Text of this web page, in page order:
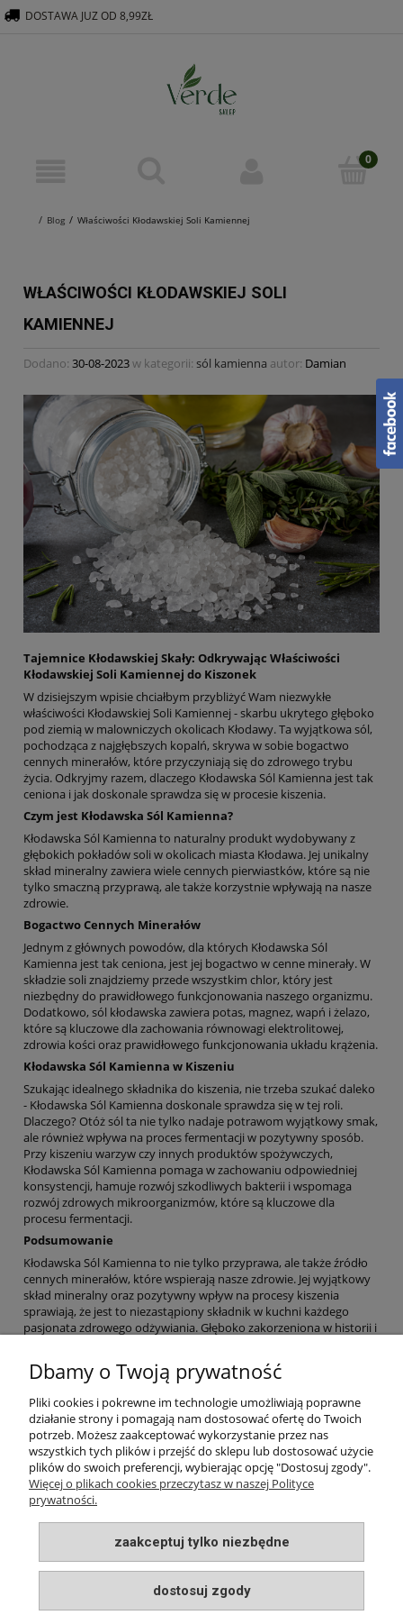
Blog Właściwości Kłodawskiej Soli Kamiennej
DOSTAWA JUZ OD 8,99ZŁ
WŁAŚCIWOŚCI KŁODAWSKIEJ SOLI
KAMIENNEJ
Dodano: 30-08-2023w kategorii: sól kamienna autor: Damian
Tajemnice Kłodawskiej Skały: Odkrywając Właściwości
Kłodawskiej Soli Kamiennej do Kiszonek
W dzisiejszym wpisie chciałbym przybliżyć Wam niezwykłe
właściwości Kłodawskiej Soli Kamiennej - skarbu ukrytego głęboko
pod ziemią w malowniczych okolicach Kłodawy. Ta wyjątkowa sól,
pochodząca z najgłębszych kopalń, skrywa w sobie bogactwo
cennych minerałów, które przyczyniają się do zdrowego trybu
życia. Odkryjmy razem, dlaczego Kłodawska Sól Kamienna jest tak
ceniona i jak doskonale sprawdza się w procesie kiszenia.
Czym jest Kłodawska Sól Kamienna?
Kłodawska Sól Kamienna to naturalny produkt wydobywany z
głębokich pokładów soli w okolicach miasta Kłodawa. Jej unikalny
skład mineralny zawiera wiele cennych pierwiastków, które są nie
tylko smaczną przyprawą, ale także korzystnie wpływają na nasze
zdrowie.
Bogactwo Cennych Minerałów
Jednym z głównych powodów, dla których Kłodawska Sól
Kamienna jest tak ceniona, jest jej bogactwo w cenne minerały. W
składzie soli znajdziemy przede wszystkim chlor, który jest
niezbędny do prawidłowego funkcjonowania naszego organizmu.
Dodatkowo, sól kłodawska zawiera potas, magnez, wapń i żelazo,
które są kluczowe dla zachowania równowagi elektrolitowej,
zdrowia kości oraz prawidłowego funkcjonowania układu krążenia.
Kłodawska Sól Kamienna w Kiszeniu
Szukając idealnego składnika do kiszenia, nie trzeba szukać daleko
- Kłodawska Sól Kamienna doskonale sprawdza się w tej roli.
Dlaczego? Otóż sól ta nie tylko nadaje potrawom wyjątkowy smak,
ale również wpływa na proces fermentacji w pozytywny sposób.
Przy kiszeniu warzyw czy innych produktów spożywczych,
Kłodawska Sól Kamienna pomaga w zachowaniu odpowiedniej
konsystencji, hamuje rozwój szkodliwych bakterii i wspomaga
rozwój zdrowych mikroorganizmów, które są kluczowe dla
procesu fermentacji.
Podsumowanie
Kłodawska Sól Kamienna to nie tylko przyprawa, ale także źródło
cennych minerałów, które wspierają nasze zdrowie. Jej wyjątkowy
skład mineralny oraz pozytywny wpływ na procesy kiszenia
sprawiają, że jest to niezastąpiony składnik w kuchni każdego
pasjonata zdrowego odżywiania. Głęboko zakorzeniona w historii i
smakiem, lecz także swoimi nieocenionymi właściwościami.
Jeśli chcesz wzbogacić swoje potrawy o naturalny smak i korzystne
dla zdrowia składniki, sięgnij po Kłodawską Sól Kamienną. To małe
skarby ziemi mogą zdziałać cuda na Twoim talerzu
INFORMACJE
MOJE KONTO
PŁATNOŚCI I DOSTAWA
O NAS
Dbamy o Twoją prywatność
Pliki cookies i pokrewne im technologie umożliwiają poprawne
działanie strony i pomagają nam dostosować ofertę do Twoich
potrzeb. Możesz zaakceptować wykorzystanie przez nas
wszystkich tych plików i przejść do sklepu lub dostosować użycie
plików do swoich preferencji, wybierając opcję "Dostosuj zgody".
Więcej o plikach cookies przeczytasz w naszej Polityce
prywatności.
zaakceptuj tylko niezbędne
dostosuj zgody